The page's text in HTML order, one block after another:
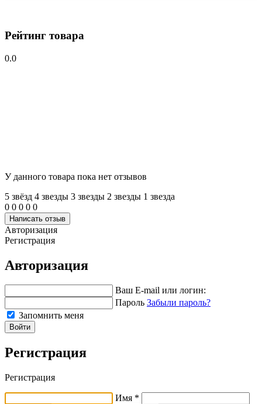
Рейтинг товара
0.0
У данного товара пока нет отзывов
5 звёзд 4 звeзды 3 звeзды 2 звeзды 1 звeзда
0 0 0 0 0
Написать отзыв
Авторизация
Регистрация
Авторизация
Ваш E-mail или логин:
Пароль Забыли пароль?
Запомнить меня
Войти
Регистрация
Регистрация
Имя *